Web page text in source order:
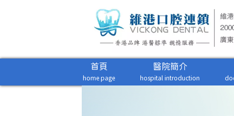
首頁
home page
醫院簡介
hospital introduction